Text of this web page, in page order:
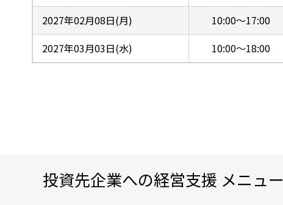
2027年02月08日(月)
10:00～17:00
2027年03月03日(水)
10:00～18:00
投資先企業への経営支援 メニュー